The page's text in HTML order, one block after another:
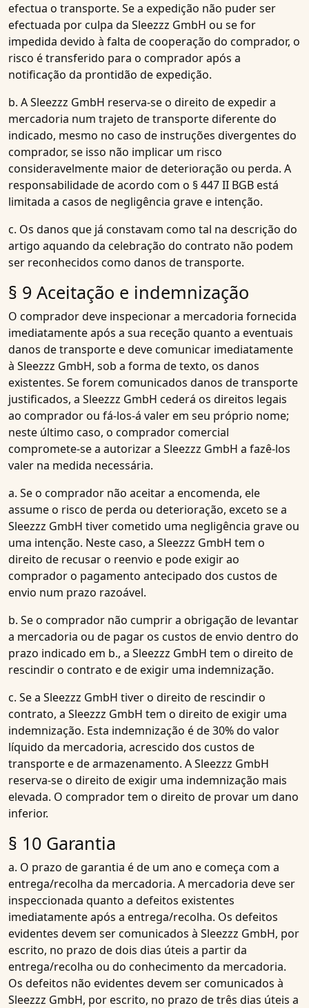
efectua o transporte. Se a expedição não puder ser
efectuada por culpa da Sleezzz GmbH ou se for
impedida devido à falta de cooperação do comprador, o
risco é transferido para o comprador após a
notificação da prontidão de expedição.
b. A Sleezzz GmbH reserva-se o direito de expedir a
mercadoria num trajeto de transporte diferente do
indicado, mesmo no caso de instruções divergentes do
comprador, se isso não implicar um risco
consideravelmente maior de deterioração ou perda. A
responsabilidade de acordo com o § 447 II BGB está
limitada a casos de negligência grave e intenção.
c. Os danos que já constavam como tal na descrição do
artigo aquando da celebração do contrato não podem
ser reconhecidos como danos de transporte.
§ 9 Aceitação e indemnização
O comprador deve inspecionar a mercadoria fornecida
imediatamente após a sua receção quanto a eventuais
danos de transporte e deve comunicar imediatamente
à Sleezzz GmbH, sob a forma de texto, os danos
existentes. Se forem comunicados danos de transporte
justificados, a Sleezzz GmbH cederá os direitos legais
ao comprador ou fá-los-á valer em seu próprio nome;
neste último caso, o comprador comercial
compromete-se a autorizar a Sleezzz GmbH a fazê-los
valer na medida necessária.
a. Se o comprador não aceitar a encomenda, ele
assume o risco de perda ou deterioração, exceto se a
Sleezzz GmbH tiver cometido uma negligência grave ou
uma intenção. Neste caso, a Sleezzz GmbH tem o
direito de recusar o reenvio e pode exigir ao
comprador o pagamento antecipado dos custos de
envio num prazo razoável.
b. Se o comprador não cumprir a obrigação de levantar
a mercadoria ou de pagar os custos de envio dentro do
prazo indicado em b., a Sleezzz GmbH tem o direito de
rescindir o contrato e de exigir uma indemnização.
c. Se a Sleezzz GmbH tiver o direito de rescindir o
contrato, a Sleezzz GmbH tem o direito de exigir uma
indemnização. Esta indemnização é de 30% do valor
líquido da mercadoria, acrescido dos custos de
transporte e de armazenamento. A Sleezzz GmbH
reserva-se o direito de exigir uma indemnização mais
elevada. O comprador tem o direito de provar um dano
inferior.
§ 10 Garantia
a. O prazo de garantia é de um ano e começa com a
entrega/recolha da mercadoria. A mercadoria deve ser
inspeccionada quanto a defeitos existentes
imediatamente após a entrega/recolha. Os defeitos
evidentes devem ser comunicados à Sleezzz GmbH, por
escrito, no prazo de dois dias úteis a partir da
entrega/recolha ou do conhecimento da mercadoria.
Os defeitos não evidentes devem ser comunicados à
Sleezzz GmbH, por escrito, no prazo de três dias úteis a